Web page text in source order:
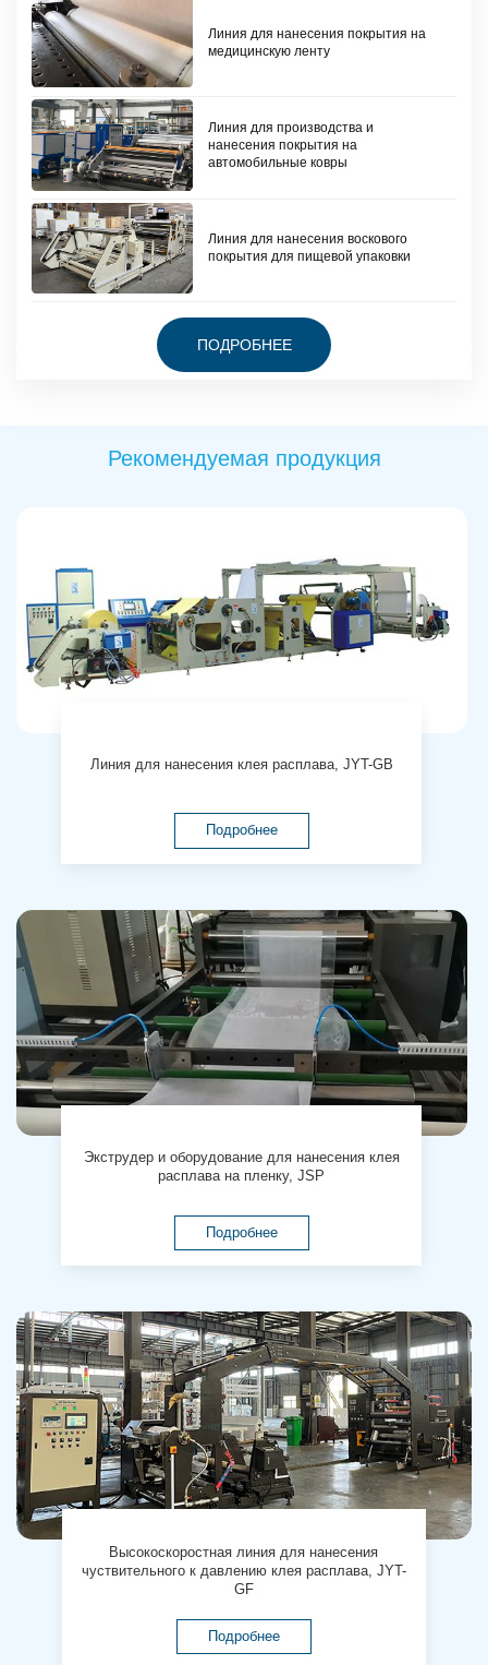
Линия для нанесения покрытия на
медицинскую ленту
Линия для производства и
нанесения покрытия на
автомобильные ковры
Линия для нанесения воскового
покрытия для пищевой упаковки
ПОДРОБНЕЕ
Рекомендуемая продукция
Линия для нанесения клея расплава, JYT-GB
Подробнее
Экструдер и оборудование для нанесения клея
расплава на пленку, JSP
Подробнее
Высокоскоростная линия для нанесения
чуствительного к давлению клея расплава, JYT-
GF
Подробнее